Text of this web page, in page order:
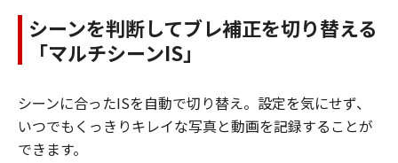
シーンを判断してブレ補正を切り替える
「マルチシーンIS」
シーンに合ったISを自動で切り替え。設定を気にせず、
いつでもくっきりキレイな写真と動画を記録することが
できます。